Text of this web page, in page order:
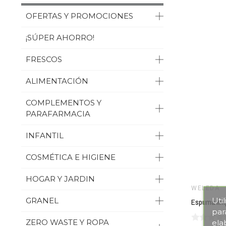
OFERTAS Y PROMOCIONES
¡SÚPER AHORRO!
FRESCOS
ALIMENTACIÓN
COMPLEMENTOS Y
PARAFARMACIA
INFANTIL
COSMÉTICA E HIGIENE
HOGAR Y JARDIN
GRANEL
ZERO WASTE Y ROPA
WELEDA